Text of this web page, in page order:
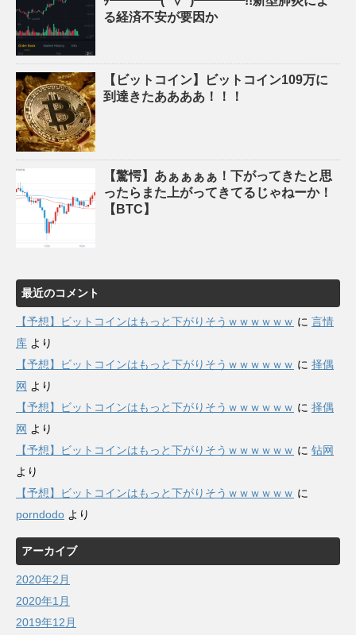
る経済不安が要因か
【ビットコイン】ビットコイン109万に
到達きたああああ！！！
【驚愕】あぁぁぁぁ！下がってきたと思
ったらまた上がってきてるじゃねーか！
【BTC】
最近のコメント
【予想】ビットコインはもっと下がりそうｗｗｗｗｗｗ に 言情
库 より
【予想】ビットコインはもっと下がりそうｗｗｗｗｗｗ に 择偶
网 より
【予想】ビットコインはもっと下がりそうｗｗｗｗｗｗ に 择偶
网 より
【予想】ビットコインはもっと下がりそうｗｗｗｗｗｗ に 钻网
より
【予想】ビットコインはもっと下がりそうｗｗｗｗｗｗ に
porndodo より
アーカイブ
2020年2月
2020年1月
2019年12月